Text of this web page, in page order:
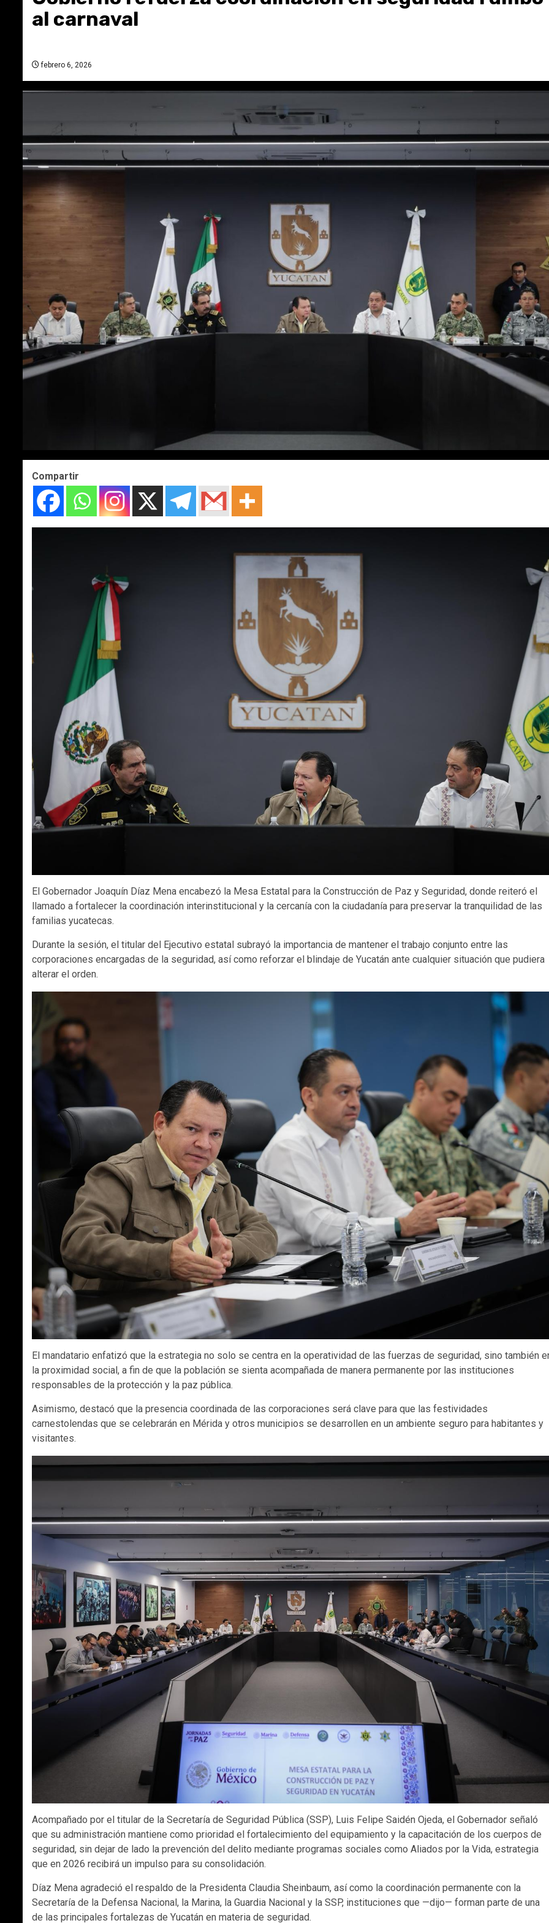
al carnaval
febrero 6, 2026
Compartir
El Gobernador Joaquín Díaz Mena encabezó la Mesa Estatal para la Construcción de Paz y Seguridad, donde reiteró el
llamado a fortalecer la coordinación interinstitucional y la cercanía con la ciudadanía para preservar la tranquilidad de las
familias yucatecas.
Durante la sesión, el titular del Ejecutivo estatal subrayó la importancia de mantener el trabajo conjunto entre las
corporaciones encargadas de la seguridad, así como reforzar el blindaje de Yucatán ante cualquier situación que pudiera
alterar el orden.
El mandatario enfatizó que la estrategia no solo se centra en la operatividad de las fuerzas de seguridad, sino también
la proximidad social, a fin de que la población se sienta acompañada de manera permanente por las instituciones
responsables de la protección y la paz pública.
Asimismo, destacó que la presencia coordinada de las corporaciones será clave para que las festividades
carnestolendas que se celebrarán en Mérida y otros municipios se desarrollen en un ambiente seguro para habitantes y
visitantes.
Acompañado por el titular de la Secretaría de Seguridad Pública (SSP), Luis Felipe Saidén Ojeda, el Gobernador señaló
que su administración mantiene como prioridad el fortalecimiento del equipamiento y la capacitación de los cuerpos de
seguridad, sin dejar de lado la prevención del delito mediante programas sociales como Aliados por la Vida, estrategia
que en 2026 recibirá un impulso para su consolidación.
Díaz Mena agradeció el respaldo de la Presidenta Claudia Sheinbaum, así como la coordinación permanente con la
Secretaría de la Defensa Nacional, la Marina, la Guardia Nacional y la SSP, instituciones que —dijo— forman parte de una
de las principales fortalezas de Yucatán en materia de seguridad.